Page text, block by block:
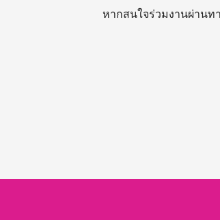
หากสนใจร่วมงานผ่านท